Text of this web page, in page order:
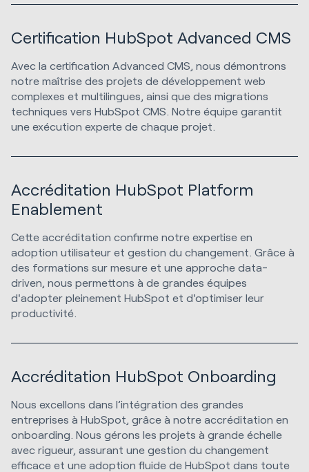
Certification HubSpot Advanced CMS
Avec la certification Advanced CMS, nous démontrons
notre maîtrise des projets de développement web
complexes et multilingues, ainsi que des migrations
techniques vers HubSpot CMS. Notre équipe garantit
une exécution experte de chaque projet.
Accréditation HubSpot Platform
Enablement
Cette accréditation confirme notre expertise en
adoption utilisateur et gestion du changement. Grâce à
des formations sur mesure et une approche data-
driven, nous permettons à de grandes équipes
d'adopter pleinement HubSpot et d'optimiser leur
productivité.
Accréditation HubSpot Onboarding
Nous excellons dans l’intégration des grandes
entreprises à HubSpot, grâce à notre accréditation en
onboarding. Nous gérons les projets à grande échelle
avec rigueur, assurant une gestion du changement
efficace et une adoption fluide de HubSpot dans toute